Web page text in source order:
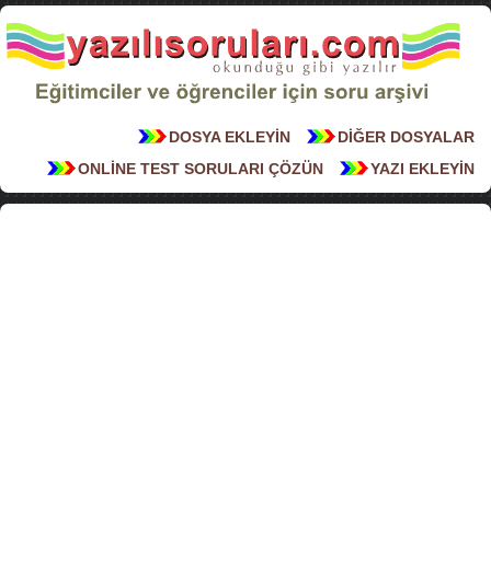
DİĞER DOSYALAR
DOSYA EKLEYİN
YAZI EKLEYİN
ONLİNE TEST SORULARI ÇÖZÜN